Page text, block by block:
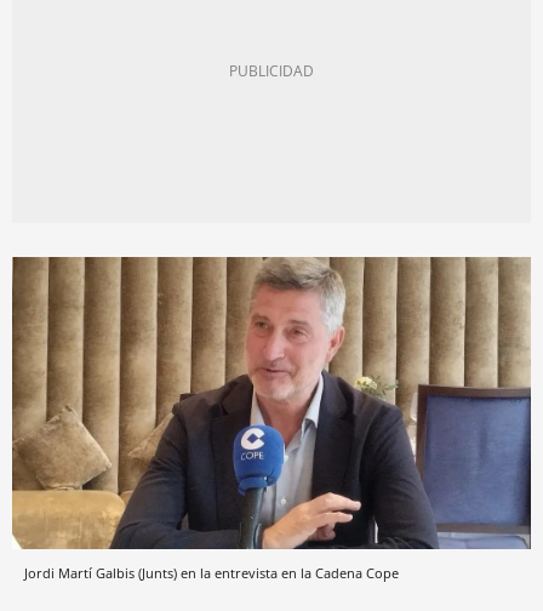
Jordi Martí Galbis (Junts) en la entrevista en la Cadena Cope